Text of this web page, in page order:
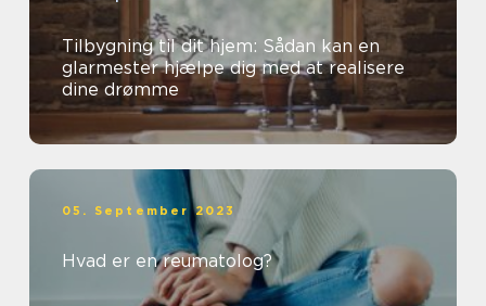
Tilbygning til dit hjem: Sådan kan en
glarmester hjælpe dig med at realisere
dine drømme
05. September 2023
Hvad er en reumatolog?